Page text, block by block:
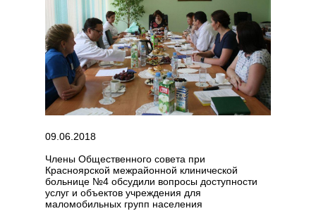
09.06.2018
Члены Общественного совета при
Красноярской межрайонной клинической
больнице №4 обсудили вопросы доступности
услуг и объектов учреждения для
маломобильных групп населения